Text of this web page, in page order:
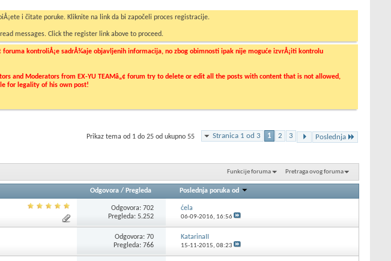
i čitate poruke. Kliknite na link da bi započeli proces registracije.
messages. Click the register link above to proceed.
kontroliÅ¡e sadrÅ¾aje objavljenih informacija, no zbog obimnosti ipak nije moguće izvrÅ¡iti kontrolu
and Moderators from EX-YU TEAMâ„¢ forum try to delete or edit all the posts with content that is not allowed,
for legality of his own post!
Stranica 1 od 3 1 2 3 Poslednja
Prikaz tema od 1 do 25 od ukupno 55
Funkcije foruma Pretraga ovog foruma
Odgovora / Pregleda Poslednja poruka od
Odgovora: 702
Pregleda: 5.252
ćela
06-09-2016, 16:56
Odgovora: 70
Pregleda: 766
KatarinaII
15-11-2015, 08:23